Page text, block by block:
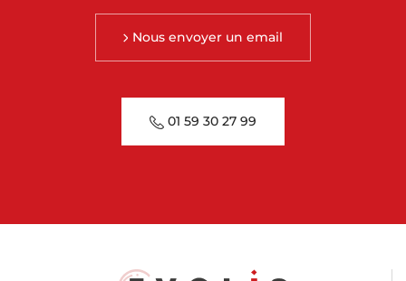
Nous envoyer un email
01 59 30 27 99